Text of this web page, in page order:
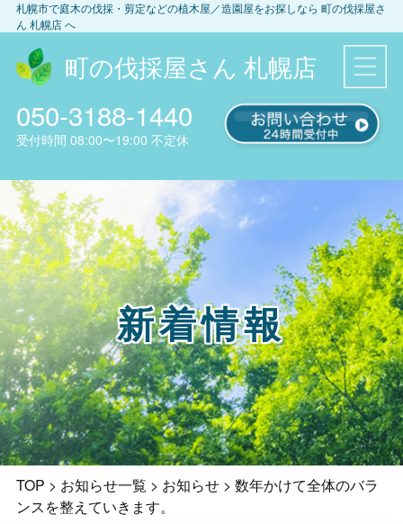
札幌市で庭木の伐採・剪定などの植木屋／造園屋をお探しなら 町の伐採屋さ
ん 札幌店へ
町の伐採屋さん 札幌店
050-3188-1440
受付時間 08:00〜19:00 不定休
新着情報
TOP > お知らせ一覧 > お知らせ> 数年かけて全体のバラ
ンスを整えていきます。